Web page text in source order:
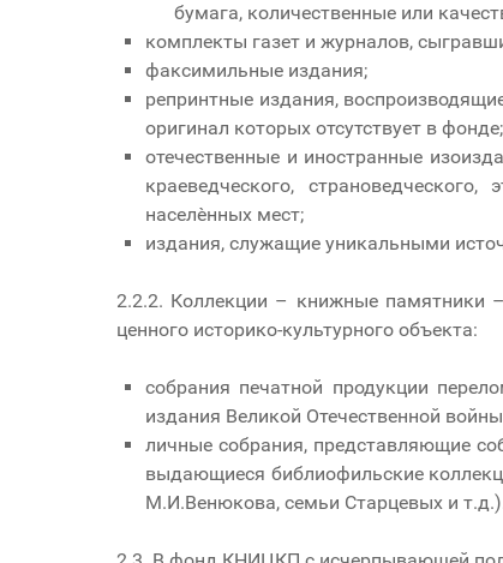
бумага, количественные или
комплекты газет и журналов,
факсимильные издания;
репринтные издания,
оригинал которых отсутствует в фонде;
отечественные и иностранные
краеведческого,
населѐнных мест;
издания, служащие уникальными
2.2.2. Коллекции – книжные памятники
ценного историко-культурного объекта:
собрания печатной продукции
издания Великой Отечественной
личные собрания, представляющие
выдающиеся библиофильские
М.И.Венюкова, семьи Старцевых и